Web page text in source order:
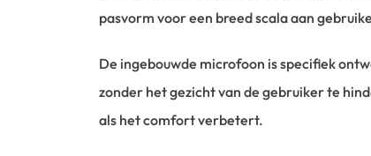
pasvorm voor een breed scala aan
De ingebouwde microfoon is specifiek
zonder het gezicht van de gebruiker te
als het comfort verbetert.